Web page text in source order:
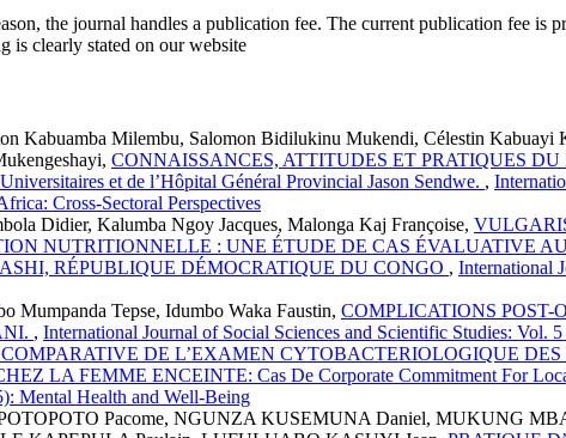
the journal handles a publication fee. The current publication fee is
is clearly stated on our website
Kabuamba Milembu, Salomon Bidilukinu Mukendi, Célestin
CONNAISSANCES, ATTITUDES ET PRATIQUES
et de l’Hôpital Général Provincial Jason Sendwe. ,
Cross-Sectoral Perspectives
Didier, Kalumba Ngoy Jacques, Malonga Kaj Françoise,
NUTRITIONNELLE : UNE ÉTUDE DE CAS ÉVALUATIVE
RÉPUBLIQUE DÉMOCRATIQUE DU CONGO , International
Mumpanda Tepse, Idumbo Waka Faustin, COMPLICATIONS POST-
, International Journal of Social Sciences and Scientific Studies: Vol.
DE L’EXAMEN CYTOBACTERIOLOGIQUE
LA FEMME ENCEINTE: Cas De Corporate Commitment For
Mental Health and Well-Being
Pacome, NGUNZA KUSEMUNA Daniel, MUKUNG